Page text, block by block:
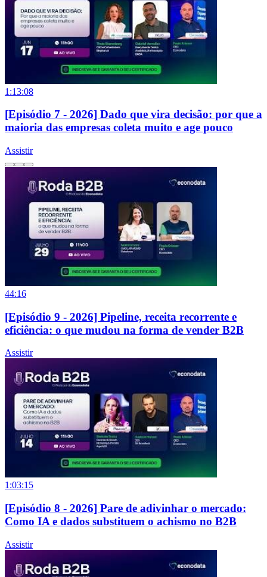
1:13:08
[Episódio 7 - 2026] Dado que vira decisão: por que a
maioria das empresas coleta muito e age pouco
Assistir
44:16
[Episódio 9 - 2026] Pipeline, receita recorrente e
eficiência: o que mudou na forma de vender B2B
Assistir
1:03:15
[Episódio 8 - 2026] Pare de adivinhar o mercado:
Como IA e dados substituem o achismo no B2B
Assistir